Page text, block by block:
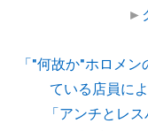
►
「"何故か"ホロメ
ている店員に
「アンチとレ